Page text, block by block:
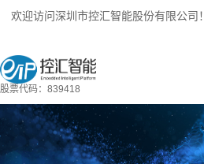
欢迎访问深圳市控汇智能股份有限公司！
股票代码：839418